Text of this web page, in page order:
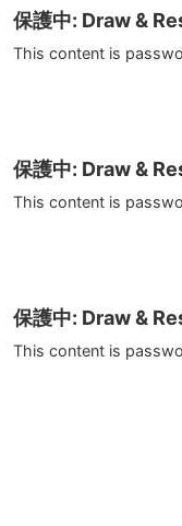
保護中: Draw &
This content is
保護中: Draw &
This content is
保護中: Draw &
This content is